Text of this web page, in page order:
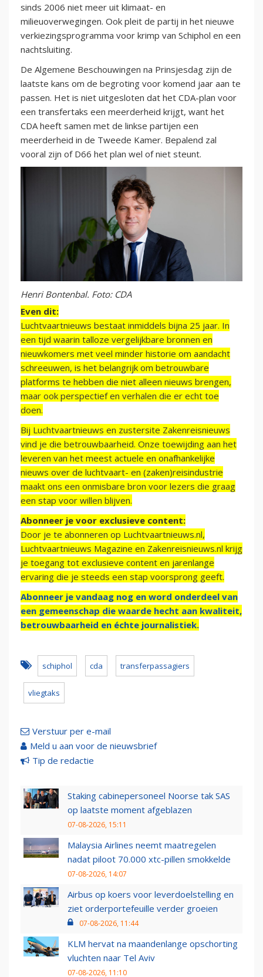
sinds 2006 niet meer uit klimaat- en
milieuoverwegingen. Ook pleit de partij in het nieuwe
verkiezingsprogramma voor krimp van Schiphol en een
nachtsluiting.
De Algemene Beschouwingen na Prinsjesdag zijn de
laatste kans om de begroting voor komend jaar aan te
passen. Het is niet uitgesloten dat het CDA-plan voor
een transfertaks een meerderheid krijgt, want het
CDA heeft samen met de linkse partijen een
meerderheid in de Tweede Kamer. Bepalend zal
vooral zijn of D66 het plan wel of niet steunt.
Henri Bontenbal. Foto: CDA
Even dit:
Luchtvaartnieuws bestaat inmiddels bijna 25 jaar. In
een tijd waarin talloze vergelijkbare bronnen en
nieuwkomers met veel minder historie om aandacht
schreeuwen, is het belangrijk om betrouwbare
platforms te hebben die niet alleen nieuws brengen,
maar ook perspectief en verhalen die er echt toe
doen.
Bij Luchtvaartnieuws en zustersite Zakenreisnieuws
vind je die betrouwbaarheid. Onze toewijding aan het
leveren van het meest actuele en onafhankelijke
nieuws over de luchtvaart- en (zaken)reisindustrie
maakt ons een onmisbare bron voor lezers die graag
een stap voor willen blijven.
Abonneer je voor exclusieve content:
Door je te abonneren op Luchtvaartnieuws.nl,
Luchtvaartnieuws Magazine en Zakenreisnieuws.nl krijg
je toegang tot exclusieve content en jarenlange
ervaring die je steeds een stap voorsprong geeft.
Abonneer je vandaag nog en word onderdeel van
een gemeenschap die waarde hecht aan kwaliteit,
betrouwbaarheid en échte journalistiek.
schiphol cda transferpassagiers
vliegtaks
Verstuur per e-mail
Meld u aan voor de nieuwsbrief
Tip de redactie
Staking cabinepersoneel Noorse tak SAS
op laatste moment afgeblazen
07-08-2026, 15:11
Malaysia Airlines neemt maatregelen
nadat piloot 70.000 xtc-pillen smokkelde
07-08-2026, 14:07
Airbus op koers voor leverdoelstelling en
ziet orderportefeuille verder groeien
07-08-2026, 11:44
KLM hervat na maandenlange opschorting
vluchten naar Tel Aviv
07-08-2026, 11:10